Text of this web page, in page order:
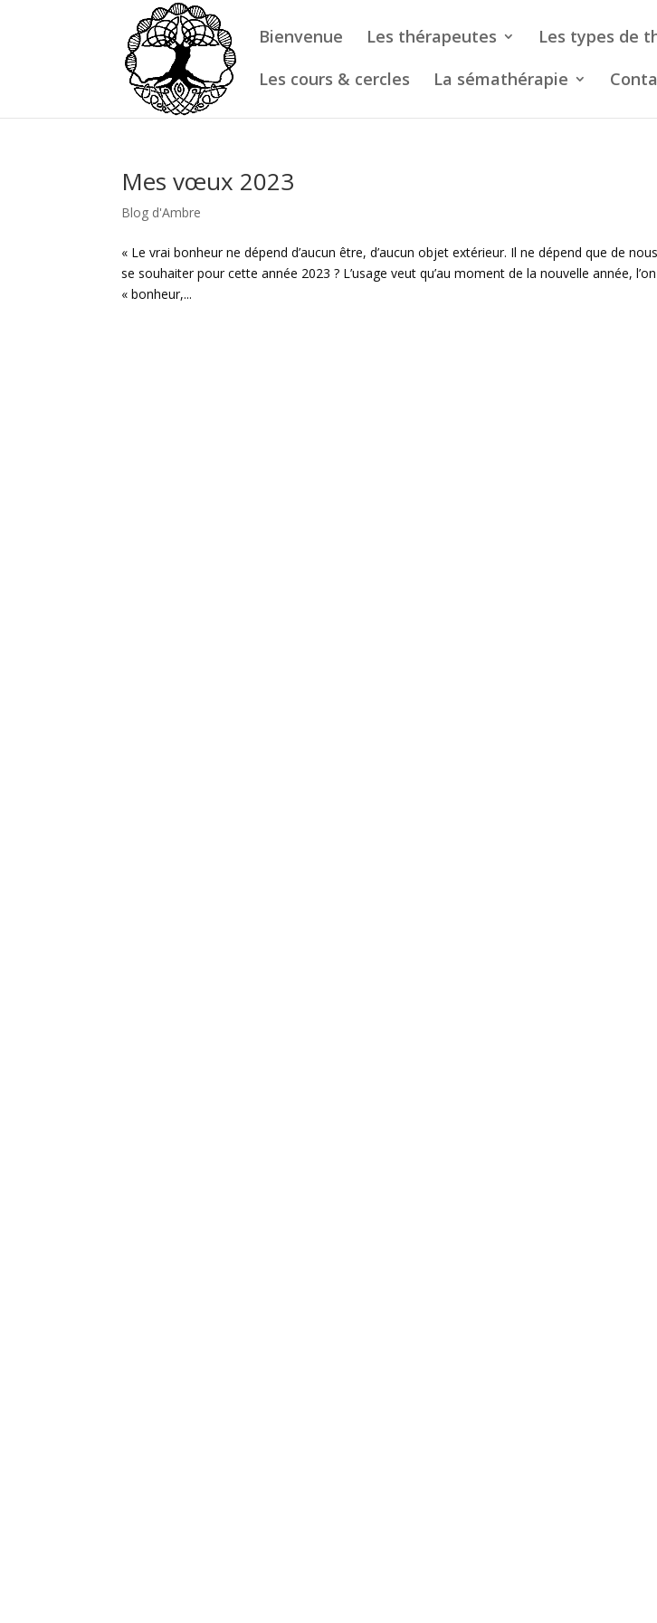
Bienvenue Les thérapeutes Les types de
Les cours & cercles
La sémathérapie
Mes vœux 2023
Blog d'Ambre
« Le vrai bonheur ne dépend d’aucun être, d’aucun objet extérieur. Il ne dépend que de
se souhaiter pour cette année 2023 ? L’usage veut qu’au moment de la nouvelle année,
« bonheur,...